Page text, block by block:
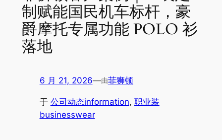
制赋能国民机车标杆，豪
爵摩托专属功能 POLO 衫
落地
6 月 21, 2026—由菲狮顿
于 公司动态information, 职业装
businesswear